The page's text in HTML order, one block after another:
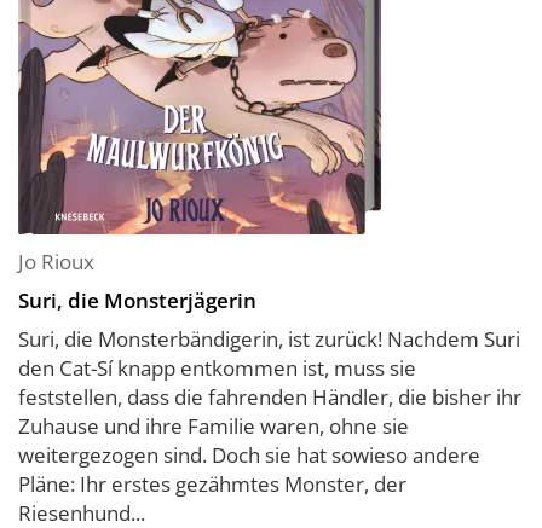
Jo Rioux
Suri, die Monsterjägerin
Suri, die Monsterbändigerin, ist zurück! Nachdem Suri
den Cat-Sí knapp entkommen ist, muss sie
feststellen, dass die fahrenden Händler, die bisher ihr
Zuhause und ihre Familie waren, ohne sie
weitergezogen sind. Doch sie hat sowieso andere
Pläne: Ihr erstes gezähmtes Monster, der
Riesenhund...